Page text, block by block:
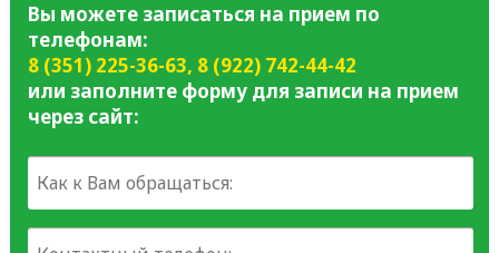
Вы можете записаться на прием по
телефонам:
8 (351) 225-36-63, 8 (922) 742-44-42
или заполните форму для записи на прием
через сайт: